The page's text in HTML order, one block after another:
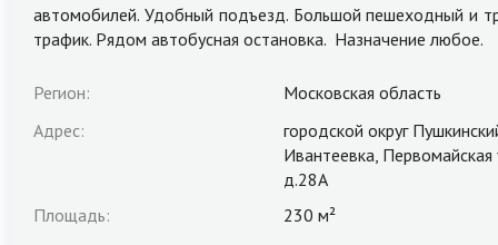
автомобилей. Удобный подъезд. Большой пешеходный и
трафик. Рядом автобусная остановка. Назначение любое.
Регион:
Московская область
Адрес:
городской округ
Ивантеевка, Первомайская
д.28А
Площадь:
230 м²